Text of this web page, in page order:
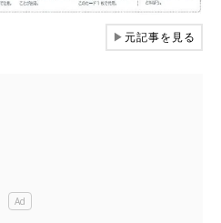
▶元記事を見る